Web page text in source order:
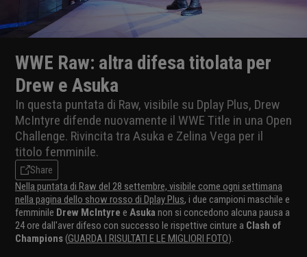
WWE Raw: altra difesa titolata per
Drew e Asuka
In questa puntata di Raw, visibile su Dplay Plus, Drew
McIntyre difende nuovamente il WWE Title in una Open
Challenge. Rivincita tra Asuka e Zelina Vega per il
titolo femminile.
Share
Nella puntata di Raw del 28 settembre, visibile come ogni settimana
nella pagina dello show rosso di Dplay Plus, i due campioni maschile e
femminile Drew McIntyre e Asuka non si concedono alcuna pausa a
24 ore dall'aver difeso con successo le rispettive cinture a Clash of
Champions(GUARDA I RISULTATI E LE MIGLIORI FOTO).